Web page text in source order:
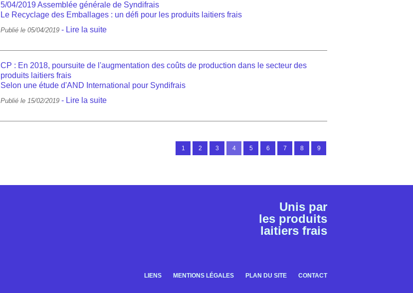
5/04/2019 Assemblée générale de Syndifrais
Le Recyclage des Emballages : un défi pour les produits laitiers frais
Publié le 05/04/2019 - Lire la suite
CP : En 2018, poursuite de l'augmentation des coûts de production dans le secteur des
produits laitiers frais
Selon une étude d'AND International pour Syndifrais
Publié le 15/02/2019 - Lire la suite
1 2 3 4 5 6 7 8 9
Unis par
les produits
laitiers frais
LIENS MENTIONS LÉGALES PLAN DU SITE CONTACT